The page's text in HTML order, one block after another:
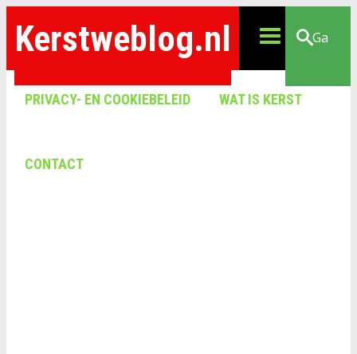
Kerstweblog.nl
PRIVACY- EN COOKIEBELEID WAT IS KERST
CONTACT
Ga